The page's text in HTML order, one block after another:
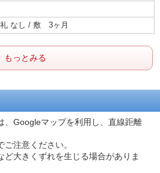
礼 なし / 敷 3ヶ月
もっとみる
、Googleマップを利用し、直線距離
注意ください。
ど大きくずれを生じる場合がありま